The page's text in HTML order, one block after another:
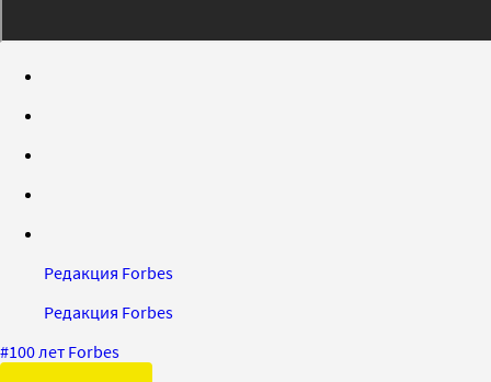
Редакция Forbes
Редакция Forbes
#100 лет Forbes